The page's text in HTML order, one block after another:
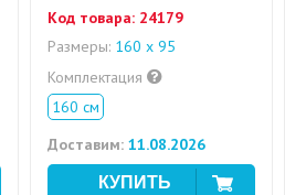
Код товара: 24179
Размеры: 160 x 95
Комплектация
160 см
Доставим: 11.08.2026